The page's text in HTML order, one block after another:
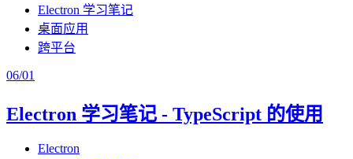
Electron 学习笔记
桌面应用
跨平台
06/01
Electron 学习笔记 - TypeScript 的使用
Electron